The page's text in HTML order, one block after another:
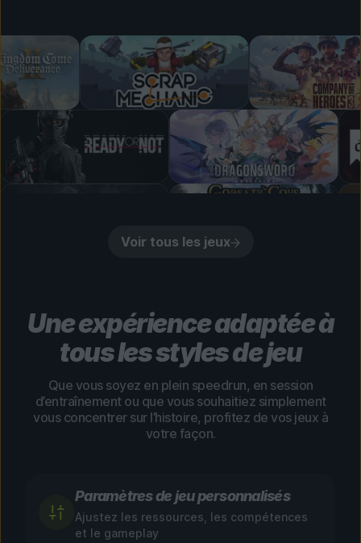
Voir tous les jeux
Une expérience adaptée à
tous les styles de jeu
Que vous soyez en plein speedrun, en session
d’entraînement ou que vous souhaitiez simplement
vous concentrer sur l’histoire, profitez de vos jeux à
votre façon.
Paramètres de jeu personnalisés
Ajustez les ressources, les compétences
et le gameplay